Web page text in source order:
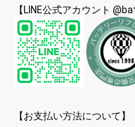
【LINE公式アカウント
【お支払い方法について】